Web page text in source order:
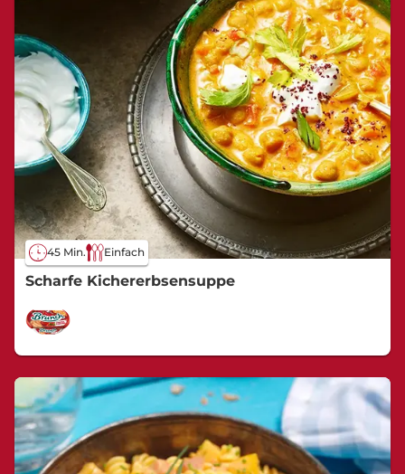
45 Min. Einfach
Scharfe Kichererbsensuppe